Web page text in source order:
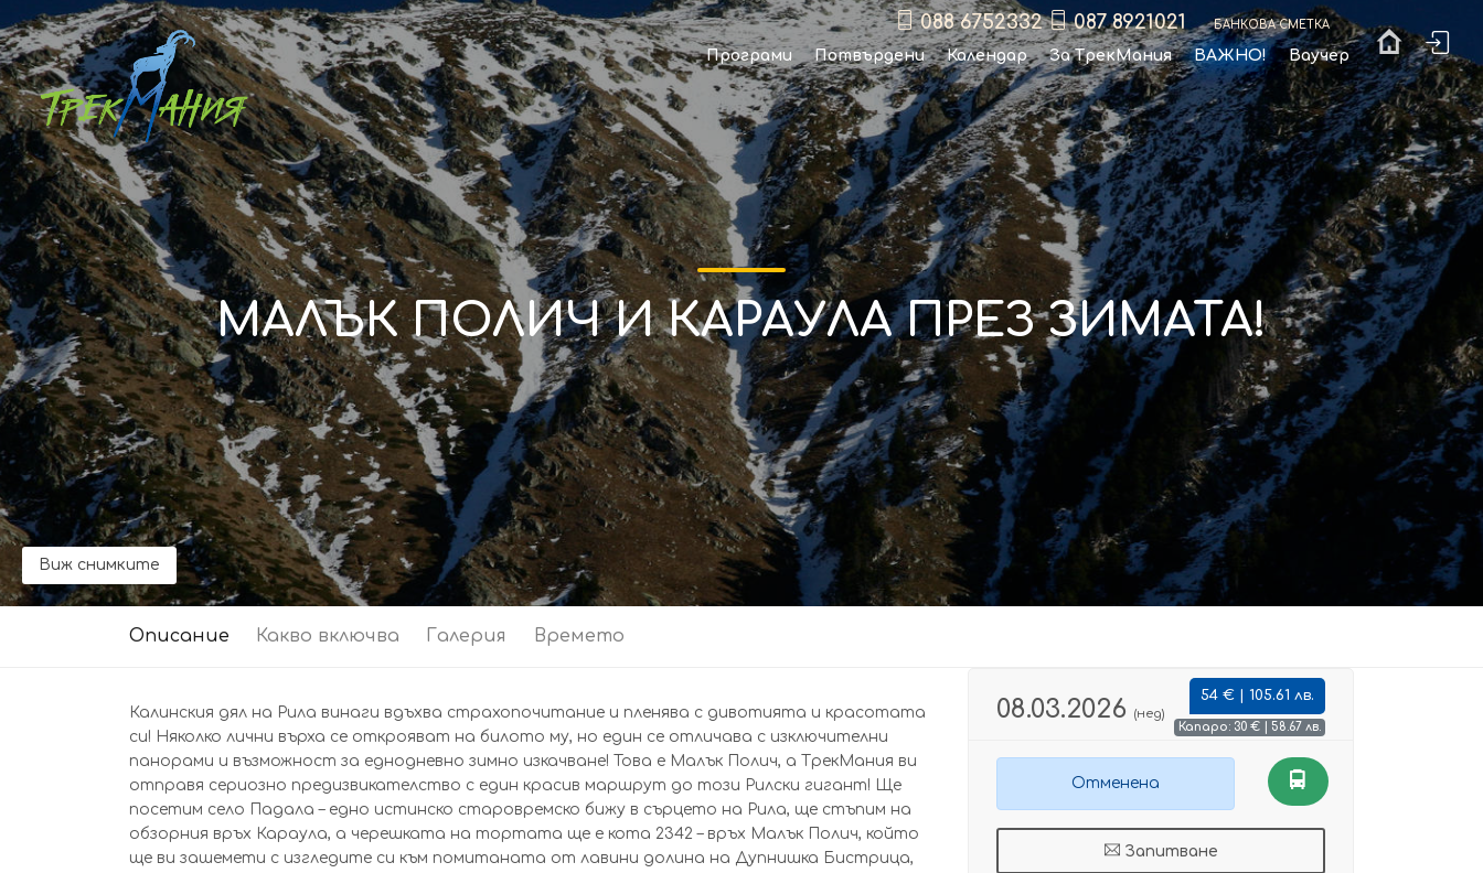
МАЛЪК ПОЛИЧ И КАРАУЛА ПРЕЗ ЗИМАТА!
Виж снимките
Описание Какво включва Галерия Времето
Калинския дял на Рила винаги вдъхва страхопочитание и пленява с дивотията и красотата
си! Няколко лични върха се открояват на билото му, но един се отличава с изключителни
панорами и възможност за еднодневно зимно изкачване! Това е Малък Полич, а ТрекМания ви
отправя сериозно предизвикателство с един красив маршрут до този Рилски гигант! Ще
посетим село Падала – едно истинско старовремско бижу в сърцето на Рила, ще стъпим на
обзорния връх Караула, а черешката на тортата ще е кота 2342 – връх Малък Полич, който
ще ви зашемети с изгледите си към помитаната от лавини долина на Дупнишка Бистрица,
08.03.2026 (нед)
54 € | 105.61 лв.
Капаро: 30 € | 58.67 лв.
Отменена
Запитване
088 6752332 087 8921021 Банкова сметка
Програми Потвърдени Календар За ТрекМания ВАЖНО! Ваучер